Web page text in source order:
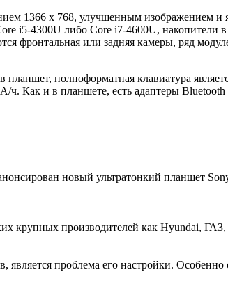
1366 х 768, улучшенным изображением
i5-4300U либо Core i7-4600U,
фронтальная или задняя камеры, ряд
полноформатная клавиатура
Как и в планшете, есть адаптеры
новый ультратонкий планшет
производителей как Hyundai,
является проблема его настройки.